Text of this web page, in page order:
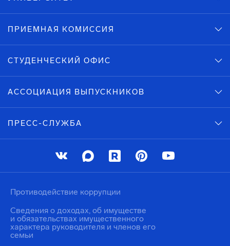
ПРИЕМНАЯ КОМИССИЯ
СТУДЕНЧЕСКИЙ ОФИС
АССОЦИАЦИЯ ВЫПУСКНИКОВ
ПРЕСС-СЛУЖБА
Противодействие коррупции
Сведения о доходах, об имуществе
и обязательствах имущественного
характера руководителя и членов его
семьи